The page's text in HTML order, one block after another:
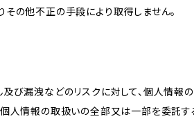
その他不正の手段により取得しません。
及び漏洩などのリスクに対して、個人情
個人情報の取扱いの全部又は一部を委託